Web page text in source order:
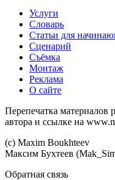
Услуги
Словарь
Статьи для
Сценарий
Съёмка
Монтаж
Реклама
О сайте
Перепечатка материалов
автора и ссылке на
(c) Maхim Boukhteev
Максим Бухтеев
Обратная связь